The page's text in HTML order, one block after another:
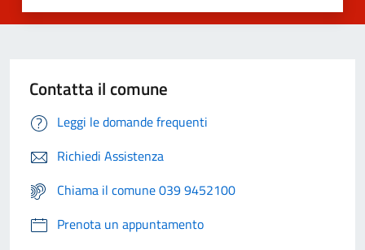
Contatta il comune
Leggi le domande frequenti
Richiedi Assistenza
Chiama il comune 039 9452100
Prenota un appuntamento